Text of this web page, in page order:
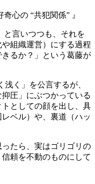
心の “共犯関係” 』
と言いつつも、それを
組織運営）にする過程
るか？」という葛藤が
浅く」を公言するが、
圧」にぶつかっている
としての顔を出し、具
ベル）や、裏道（ハッ
たら、実はゴリゴリの
頼を不動のものにして